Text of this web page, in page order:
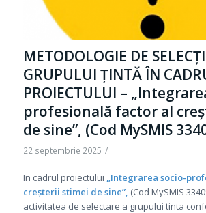
METODOLOGIE DE
GRUPULUI ȚINTĂ ÎN
PROIECTULUI –
profesională factor al
de sine”, (Cod MySMIS
22 septembrie 2025 /
In cadrul proiectului „Integrarea socio-
creșterii stimei de sine”, (Cod MySMIS
activitatea de selectare a grupului tinta